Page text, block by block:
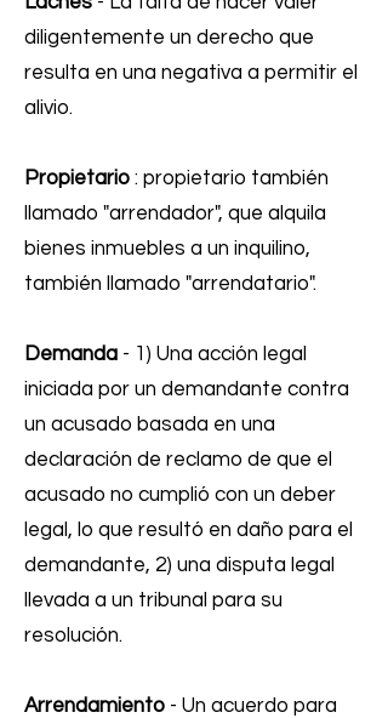
diligentemente un derecho que
resulta en una negativa a permitir el
alivio.
Propietario : propietario también
llamado "arrendador", que alquila
bienes inmuebles a un inquilino,
también llamado "arrendatario".
Demanda - 1) Una acción legal
iniciada por un demandante contra
un acusado basada en una
declaración de reclamo de que el
acusado no cumplió con un deber
legal, lo que resultó en daño para el
demandante, 2) una disputa legal
llevada a un tribunal para su
resolución.
Arrendamiento - Un acuerdo para